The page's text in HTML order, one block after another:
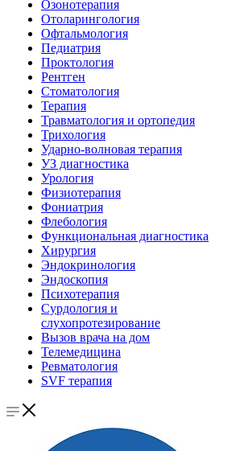
Озонотерапия
Отоларингология
Офтальмология
Педиатрия
Проктология
Рентген
Стоматология
Терапия
Травматология и ортопедия
Трихология
Ударно-волновая терапия
УЗ диагностика
Урология
Физиотерапия
Фониатрия
Флебология
Функциональная диагностика
Хирургия
Эндокринология
Эндоскопия
Психотерапия
Сурдология и
слухопротезирование
Вызов врача на дом
Телемедицина
Ревматология
SVF терапия